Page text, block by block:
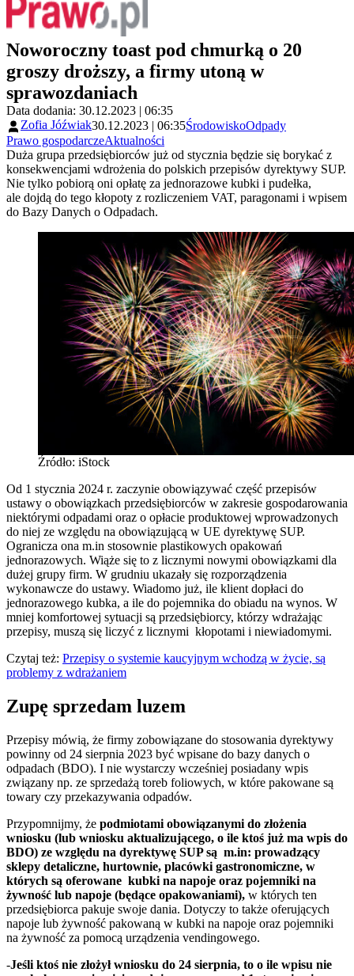
Noworoczny toast pod chmurką o 20
groszy droższy, a firmy utoną w
sprawozdaniach
Data dodania: 30.12.2023 | 06:35
Zofia Jóźwiak30.12.2023 | 06:35ŚrodowiskoOdpady
Prawo gospodarczeAktualności
Duża grupa przedsiębiorców już od stycznia będzie się borykać z
konsekwencjami wdrożenia do polskich przepisów dyrektywy SUP.
Nie tylko pobiorą oni opłatę za jednorazowe kubki i pudełka,
ale dojdą do tego kłopoty z rozliczeniem VAT, paragonami i wpisem
do Bazy Danych o Odpadach.
Źródło: iStock
Od 1 stycznia 2024 r. zaczynie obowiązywać część przepisów
ustawy o obowiązkach przedsiębiorców w zakresie gospodarowania
niektórymi odpadami oraz o opłacie produktowej wprowadzonych
do niej ze względu na obowiązującą w UE dyrektywę SUP.
Ogranicza ona m.in stosownie plastikowych opakowań
jednorazowych. Wiąże się to z licznymi nowymi obowiązkami dla
dużej grupy firm. W grudniu ukazały się rozporządzenia
wykonawcze do ustawy. Wiadomo już, ile klient dopłaci do
jednorazowego kubka, a ile do pojemnika do obiadu na wynos. W
mniej komfortowej sytuacji są przedsiębiorcy, którzy wdrażając
przepisy, muszą się liczyć z licznymi kłopotami i niewiadomymi.
Czytaj też: Przepisy o systemie kaucyjnym wchodzą w życie, są
problemy z wdrażaniem
Zupę sprzedam luzem
Przepisy mówią, że firmy zobowiązane do stosowania dyrektywy
powinny od 24 sierpnia 2023 być wpisane do bazy danych o
odpadach (BDO). I nie wystarczy wcześniej posiadany wpis
związany np. ze sprzedażą toreb foliowych, w które pakowane są
towary czy przekazywania odpadów.
Przypomnijmy, że podmiotami obowiązanymi do złożenia
wniosku (lub wniosku aktualizującego, o ile ktoś już ma wpis do
BDO) ze względu na dyrektywę SUP są m.in: prowadzący
sklepy detaliczne, hurtownie, placówki gastronomiczne, w
których są oferowane kubki na napoje oraz pojemniki na
żywność lub napoje (będące opakowaniami), w których ten
przedsiębiorca pakuje swoje dania. Dotyczy to także oferujących
napoje lub żywność pakowaną w kubki na napoje oraz pojemniki
na żywność za pomocą urządzenia vendingowego.
-Jeśli ktoś nie złożył wniosku do 24 sierpnia, to o ile wpisu nie